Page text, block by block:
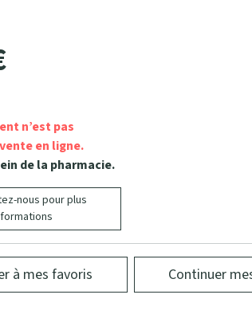
n’est pas
en ligne.
de la pharmacie.
nous pour plus
à mes favoris Continuer